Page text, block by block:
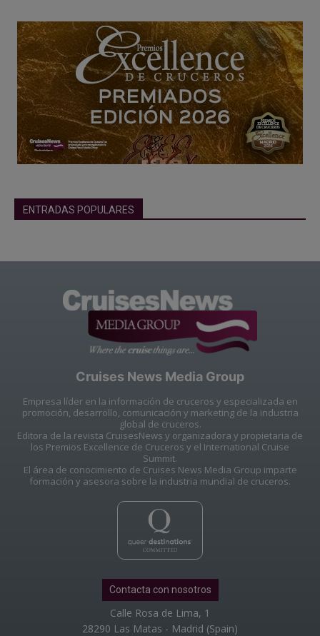
ENTRADAS POPULARES
Cruises News Media Group
Empresa líder en la información de cruceros y especializada en
promoción, desarrollo, comunicación y marketing de la industria
global de cruceros.
Editora de la revista CruisesNews y organizadora y propietaria de
los Premios Excellence de Cruceros y el International Cruise
Summit.
El área de conocimiento de Cruises News Media Group imparte
formación y asesora sobre la industria mundial de cruceros.
Contacta con nosotros
Calle Rosa de Lima, 1
28290 Las Matas - Madrid (Spain)